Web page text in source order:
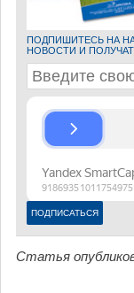
ПОДПИШИТЕСЬ НА
НОВОСТИ И
Статья